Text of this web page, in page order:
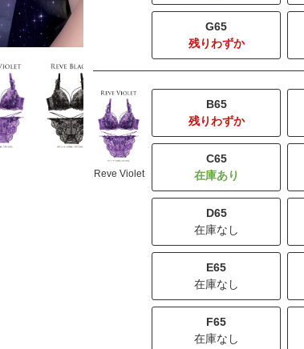
G65
残りわずか
Reve Violet
B65
残りわずか
C65
D65
在庫なし
E65
在庫なし
F65
在庫なし